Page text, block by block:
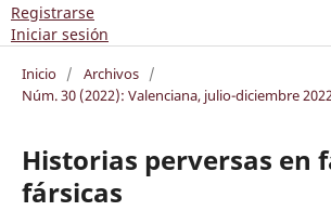
Registrarse
Iniciar sesión
Inicio / Archivos /
Núm. 30 (2022): Valenciana, julio-diciembre
Historias perversas en
fársicas